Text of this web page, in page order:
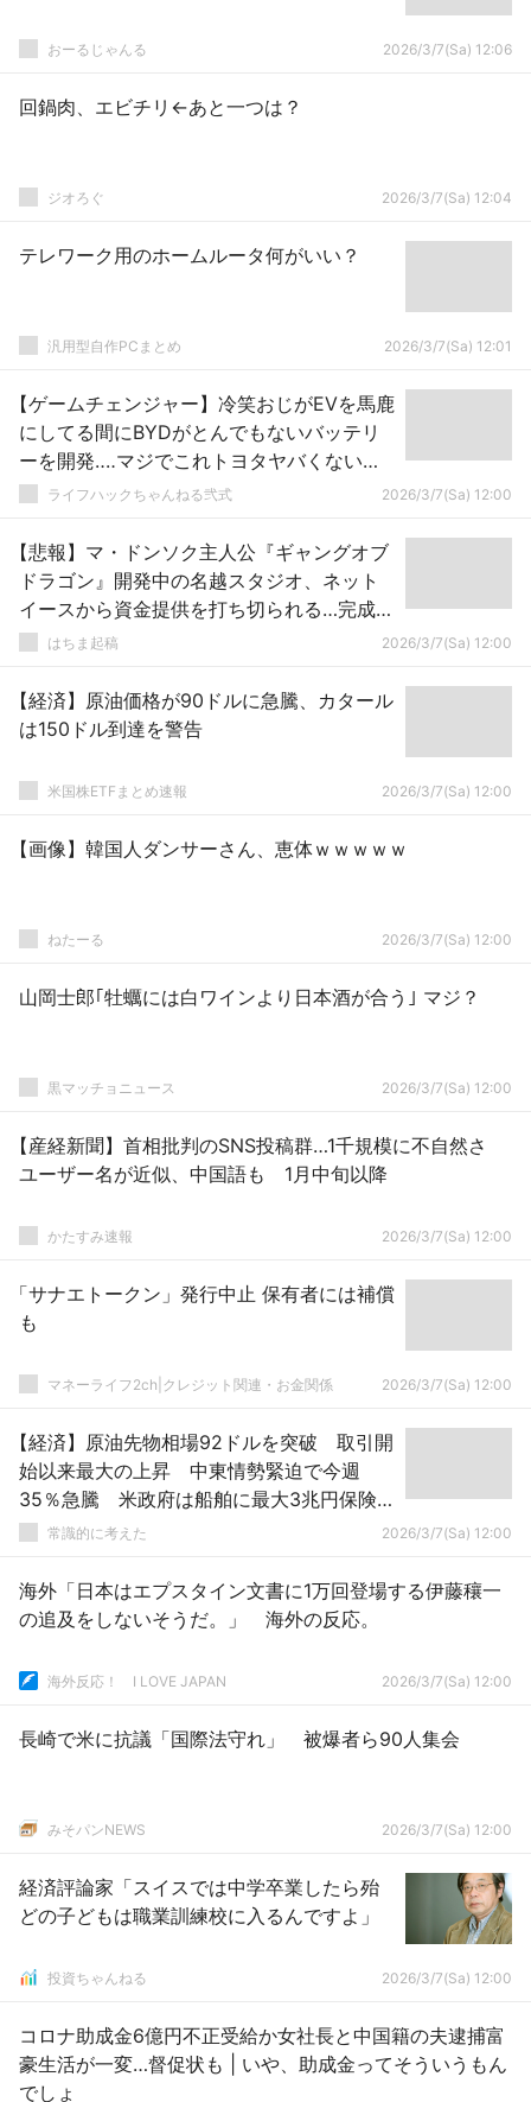
おーるじゃんる 2026/3/7(Sa) 12:06
回鍋肉、エビチリ←あと一つは？
ジオろぐ 2026/3/7(Sa) 12:04
テレワーク用のホームルータ何がいい？
汎用型自作PCまとめ 2026/3/7(Sa) 12:01
【ゲームチェンジャー】冷笑おじがEVを馬鹿
にしてる間にBYDがとんでもないバッテリ
ーを開発‥‥マジでこれトヨタヤバくない
か？？？
ライフハックちゃんねる弐式 2026/3/7(Sa) 12:00
【悲報】マ・ドンソク主人公『ギャングオブ
ドラゴン』開発中の名越スタジオ、ネット
イースから資金提供を打ち切られる…完成に
は約70億円の追加資金が必要に
はちま起稿 2026/3/7(Sa) 12:00
【経済】原油価格が90ドルに急騰、カタール
は150ドル到達を警告
米国株ETFまとめ速報 2026/3/7(Sa) 12:00
【画像】韓国人ダンサーさん、恵体ｗｗｗｗｗ
ねたーる 2026/3/7(Sa) 12:00
山岡士郎｢牡蠣には白ワインより日本酒が合う｣ マジ？
黒マッチョニュース 2026/3/7(Sa) 12:00
【産経新聞】首相批判のSNS投稿群…1千規模に不自然さ
ユーザー名が近似、中国語も 1月中旬以降
かたすみ速報 2026/3/7(Sa) 12:00
「サナエトークン」発行中止 保有者には補償
も
マネーライフ2ch|クレジット関連・お金関係 2026/3/7(Sa) 12:00
【経済】原油先物相場92ドルを突破 取引開
始以来最大の上昇 中東情勢緊迫で今週
35％急騰 米政府は船舶に最大3兆円保険
★2常識的に考えた 2026/3/7(Sa) 12:00
海外「日本はエプスタイン文書に1万回登場する伊藤穰一
の追及をしないそうだ。」 海外の反応。
海外反応！ I LOVE JAPAN 2026/3/7(Sa) 12:00
長崎で米に抗議「国際法守れ」 被爆者ら90人集会
みそパンNEWS 2026/3/7(Sa) 12:00
経済評論家「スイスでは中学卒業したら殆
どの子どもは職業訓練校に入るんですよ」
投資ちゃんねる 2026/3/7(Sa) 12:00
コロナ助成金6億円不正受給か女社長と中国籍の夫逮捕富
豪生活が一変…督促状も | いや、助成金ってそういうもん
でしょ